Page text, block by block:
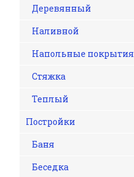
Деревянный
Наливной
Напольные покрытия
Стяжка
Теплый
Постройки
Баня
Беседка